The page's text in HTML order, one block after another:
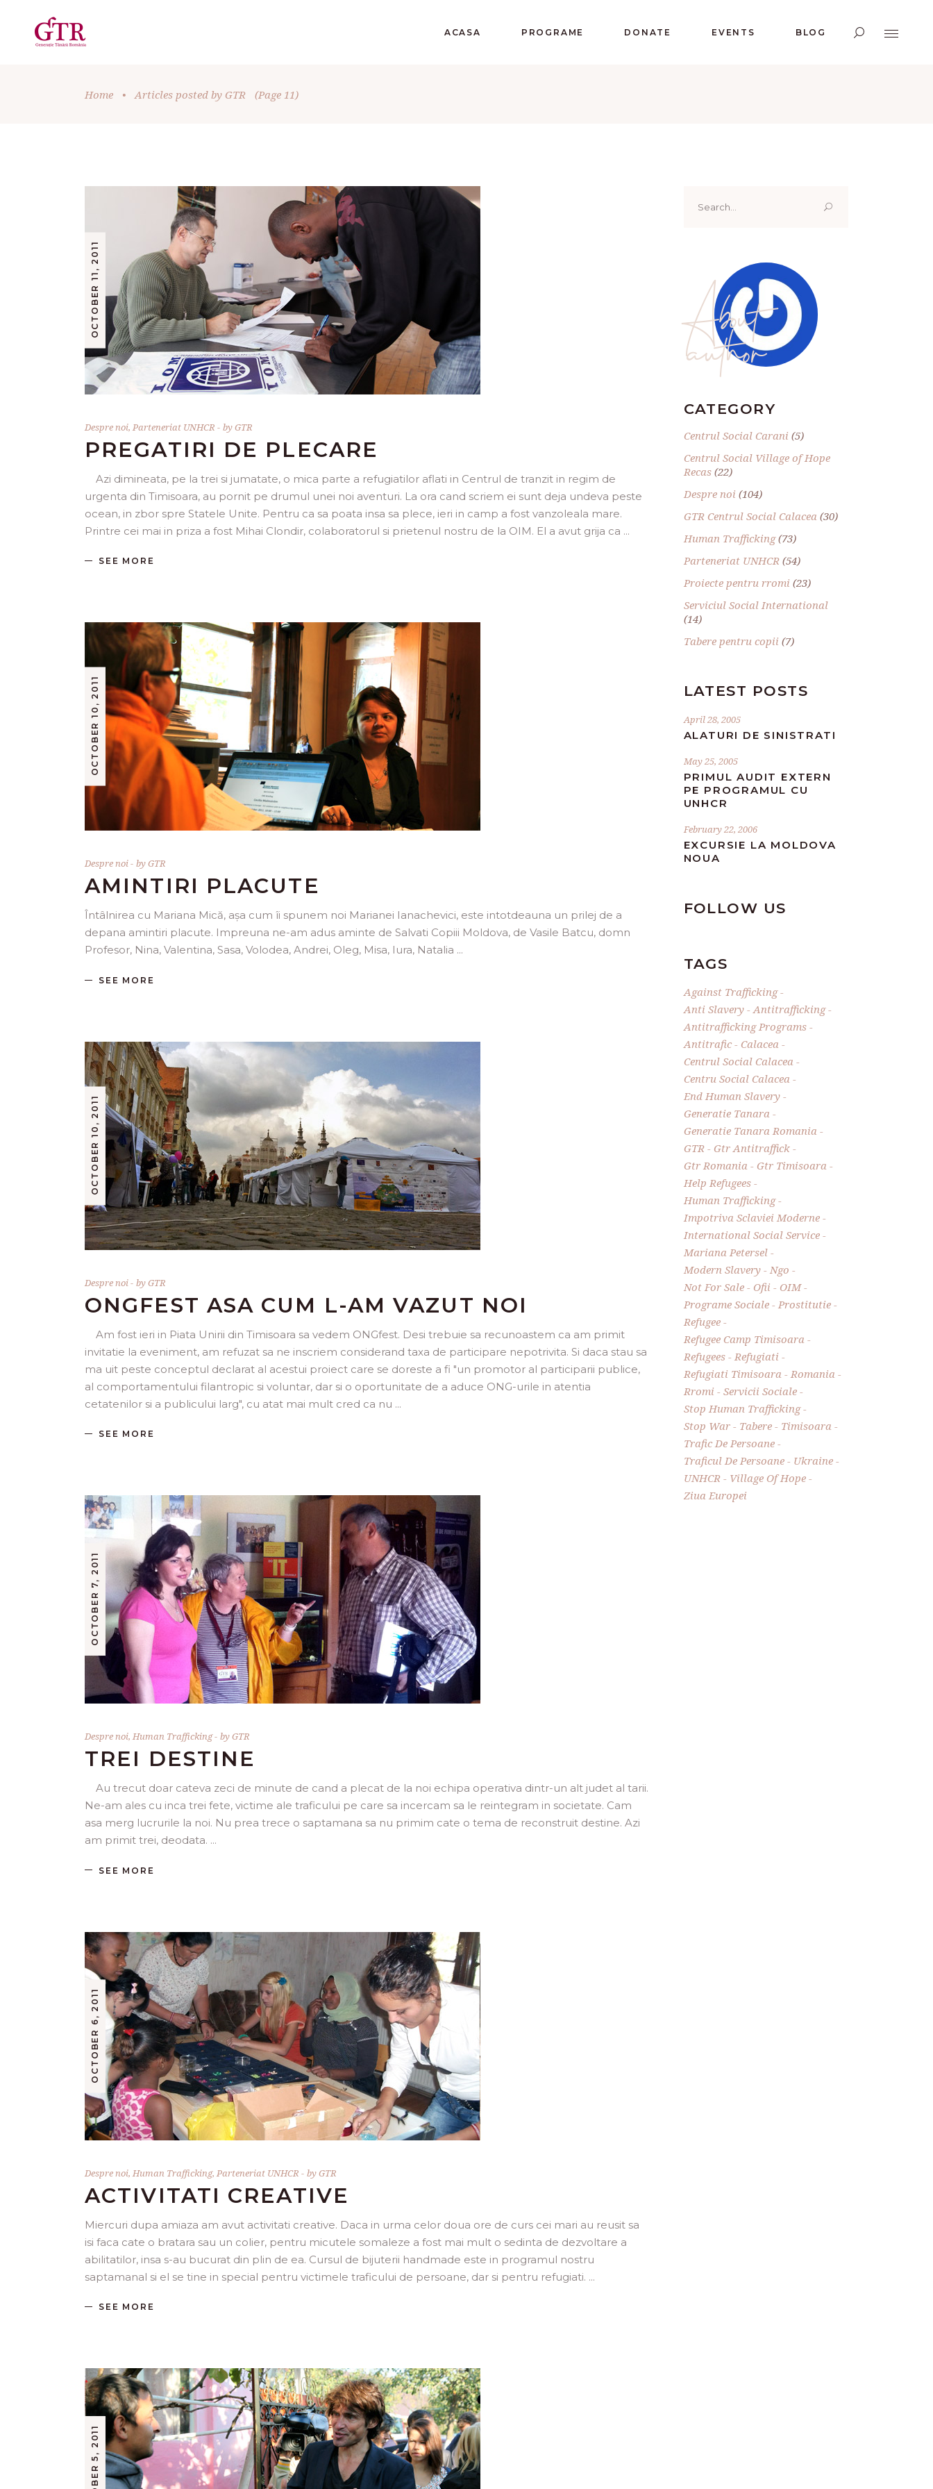
ACASA PROGRAME DONATE EVENTS BLOG
Home • Articles posted by GTR (Page 11)
OCTOBER 11, 2011
Despre noi, Parteneriat UNHCR byGTR
PREGATIRI DE PLECARE
Azi dimineata, pe la trei si jumatate, o mica parte a refugiatilor aflati in Centrul de tranzit in regim de
urgenta din Timisoara, au pornit pe drumul unei noi aventuri. La ora cand scriem ei sunt deja undeva peste
ocean, in zbor spre Statele Unite. Pentru ca sa poata insa sa plece, ieri in camp a fost vanzoleala mare.
Printre cei mai in priza a fost Mihai Clondir, colaboratorul si prietenul nostru de la OIM. El a avut grija ca
SEE MORE
OCTOBER 10, 2011
Despre noi byGTR
AMINTIRI PLACUTE
Întâlnirea cu Mariana Mică, așa cum îi spunem noi Marianei Ianachevici, este intotdeauna un prilej de a
depana amintiri placute. Impreuna ne-am adus aminte de Salvati Copiii Moldova, de Vasile Batcu, domn
Profesor, Nina, Valentina, Sasa, Volodea, Andrei, Oleg, Misa, Iura, Natalia
SEE MORE
OCTOBER 10, 2011
Despre noi byGTR
ONGFEST ASA CUM L-AM VAZUT NOI
Am fost ieri in Piata Unirii din Timisoara sa vedem ONGfest. Desi trebuie sa recunoastem ca am primit
invitatie la eveniment, am refuzat sa ne inscriem considerand taxa de participare nepotrivita. Si daca stau sa
ma uit peste conceptul declarat al acestui proiect care se doreste a fi "un promotor al participarii publice,
al comportamentului filantropic si voluntar, dar si o oportunitate de a aduce ONG-urile in atentia
cetatenilor si a publicului larg", cu atat mai mult cred ca nu
SEE MORE
OCTOBER 7, 2011
Despre noi, Human Trafficking byGTR
TREI DESTINE
Au trecut doar cateva zeci de minute de cand a plecat de la noi echipa operativa dintr-un alt judet al tarii.
Ne-am ales cu inca trei fete, victime ale traficului pe care sa incercam sa le reintegram in societate. Cam
asa merg lucrurile la noi. Nu prea trece o saptamana sa nu primim cate o tema de reconstruit destine. Azi
am primit trei, deodata.
SEE MORE
OCTOBER 6, 2011
Despre noi, Human Trafficking, Parteneriat UNHCR byGTR
ACTIVITATI CREATIVE
Miercuri dupa amiaza am avut activitati creative. Daca in urma celor doua ore de curs cei mari au reusit sa
isi faca cate o bratara sau un colier, pentru micutele somaleze a fost mai mult o sedinta de dezvoltare a
abilitatilor, insa s-au bucurat din plin de ea. Cursul de bijuterii handmade este in programul nostru
saptamanal si el se tine in special pentru victimele traficului de persoane, dar si pentru refugiati.
SEE MORE
for:
About
author
CATEGORY
Centrul Social Carani (5)
Centrul Social Village of Hope
Recas(22)
Despre noi (104)
GTR Centrul Social Calacea (30)
Human Trafficking(73)
Parteneriat UNHCR(54)
Proiecte pentru rromi (23)
Serviciul Social International
(14)
Tabere pentru copii (7)
LATEST POSTS
April 28, 2005
ALATURI DE SINISTRATI
May 25, 2005
PRIMUL AUDIT EXTERN
PE PROGRAMUL CU
UNHCR
February 22, 2006
EXCURSIE LA MOLDOVA
NOUA
FOLLOW US
TAGS
Against Trafficking
Anti Slavery
Antitrafficking
Antitrafficking Programs
Antitrafic
Calacea
Centrul Social Calacea
Centru Social Calacea
End Human Slavery
Generatie Tanara
Generatie Tanara Romania
GTR
Gtr Antitraffick
Gtr Romania
Gtr Timisoara
Help Refugees
Human Trafficking
Impotriva Sclaviei Moderne
International Social Service
Mariana Petersel
Modern Slavery
Ngo
Not For Sale
Ofii
OIM
Programe Sociale
Prostitutie
Refugee
Refugee Camp Timisoara
Refugees
Refugiati
Refugiati Timisoara
Romania
Rromi
Servicii Sociale
Stop Human Trafficking
Stop War
Tabere
Timisoara
Trafic De Persoane
Traficul De Persoane
Ukraine
UNHCR
Village Of Hope
Ziua Europei